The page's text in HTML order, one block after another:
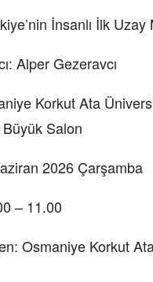
İnsanlı İlk
Alper Gezeravcı
Korkut Ata
Salon
2026 Çarşamba
– 11.00
Osmaniye Korkut